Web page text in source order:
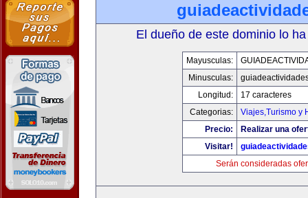
El dueño de este dominio lo
Mayusculas:
Minusculas:
Longitud:
17 caracteres
Categorias:
Viajes,Turismo y
Precio:
Realizar una
Visitar!
Serán consideradas